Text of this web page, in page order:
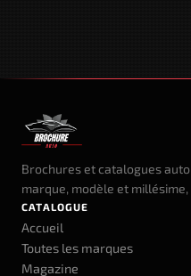
Brochures et catalogues
marque, modèle et
CATALOGUE
Accueil
Toutes les marques
Magazine